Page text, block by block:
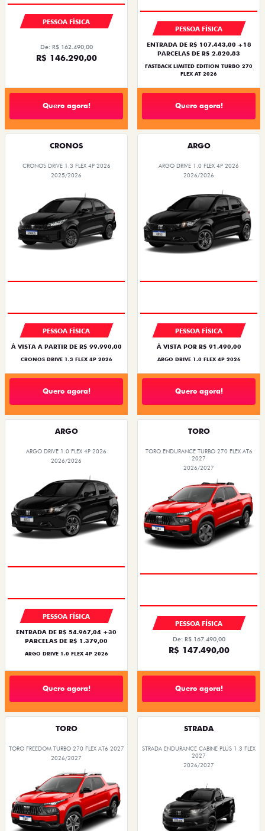
PESSOA FÍSICA
De: R$ 162.490,00
R$ 146.290,00
Quero agora!
PESSOA FÍSICA
ENTRADA DE R$ 107.443,00 +18
PARCELAS DE R$ 2.820,83
FASTBACK LIMITED EDITION TURBO 270
FLEX AT 2026
Quero agora!
CRONOS
CRONOS DRIVE 1.3 FLEX 4P 2026
2025/2026
PESSOA FÍSICA
À VISTA A PARTIR DE R$ 99.990,00
CRONOS DRIVE 1.3 FLEX 4P 2026
Quero agora!
ARGO
ARGO DRIVE 1.0 FLEX 4P 2026
2026/2026
PESSOA FÍSICA
À VISTA POR R$ 91.490,00
ARGO DRIVE 1.0 FLEX 4P 2026
Quero agora!
ARGO
ARGO DRIVE 1.0 FLEX 4P 2026
2026/2026
PESSOA FÍSICA
ENTRADA DE R$ 54.967,04 +30
PARCELAS DE R$ 1.379,00
ARGO DRIVE 1.0 FLEX 4P 2026
Quero agora!
TORO
TORO ENDURANCE TURBO 270 FLEX AT6
2027
2026/2027
PESSOA FÍSICA
De: R$ 167.490,00
R$ 147.490,00
Quero agora!
TORO
TORO FREEDOM TURBO 270 FLEX AT6 2027
2026/2027
STRADA
STRADA ENDURANCE CABINE PLUS 1.3 FLEX
2027
2026/2027